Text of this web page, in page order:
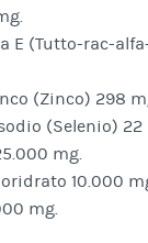
E (Tutto-rac-
(Zinco) 298
(Selenio) 22
mg.
10.000
mg.